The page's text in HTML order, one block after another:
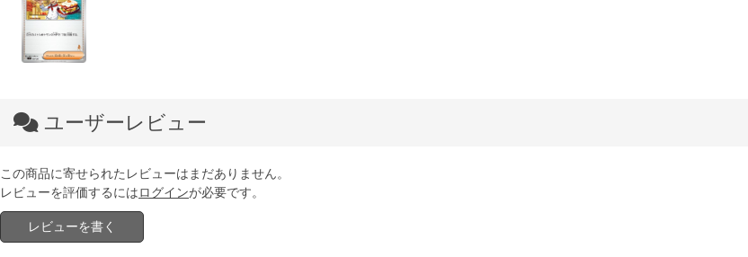
ユーザーレビュー
この商品に寄せられたレビューはまだありません。
レビューを評価するにはログインが必要です。
レビューを書く